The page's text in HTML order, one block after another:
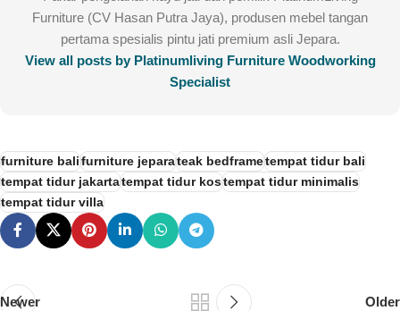
Furniture (CV Hasan Putra Jaya), produsen mebel tangan
pertama spesialis pintu jati premium asli Jepara.
View all posts by Platinumliving Furniture Woodworking
Specialist
furniture bali furniture jeparateak bedframetempat tidur bali
tempat tidur jakartatempat tidur kostempat tidur minimalis
tempat tidur villa
Newer Older